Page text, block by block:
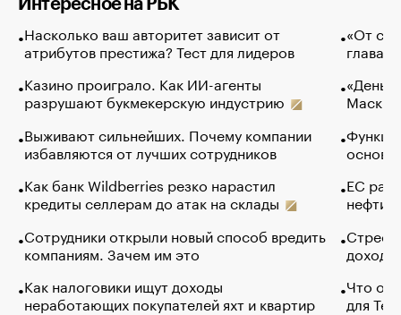
Интересное на РБК
Насколько ваш авторитет зависит от
атрибутов престижа? Тест для лидеров
Казино проиграло. Как ИИ-агенты
разрушают букмекерскую индустрию
Выживают сильнейших. Почему компании
избавляются от лучших сотрудников
Как банк Wildberries резко нарастил
кредиты селлерам до атак на склады
Сотрудники открыли новый способ вредить
компаниям. Зачем им это
Как налоговики ищут доходы
неработающих покупателей яхт и квартир
«От
глава
Маск в
основ
ЕС
нефти
Что
для